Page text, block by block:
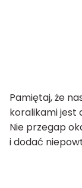
Pamiętaj, że
koralikami jest
Nie przegap
i dodać